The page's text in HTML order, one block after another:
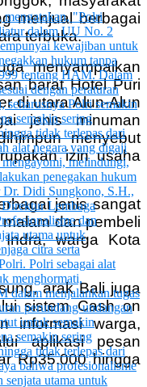
menjual berbagai
terbuka.
menyampaikan
barat Hotel Puri
di utara Alun-Alun
jenis minuman
menyebut
izin usaha
jenis sangat
dan pembeli
Indra, warga Kota
arak Bali juga
sistem Cash on
informasi warga,
aplikasi pesan
Rp35.000 hingga